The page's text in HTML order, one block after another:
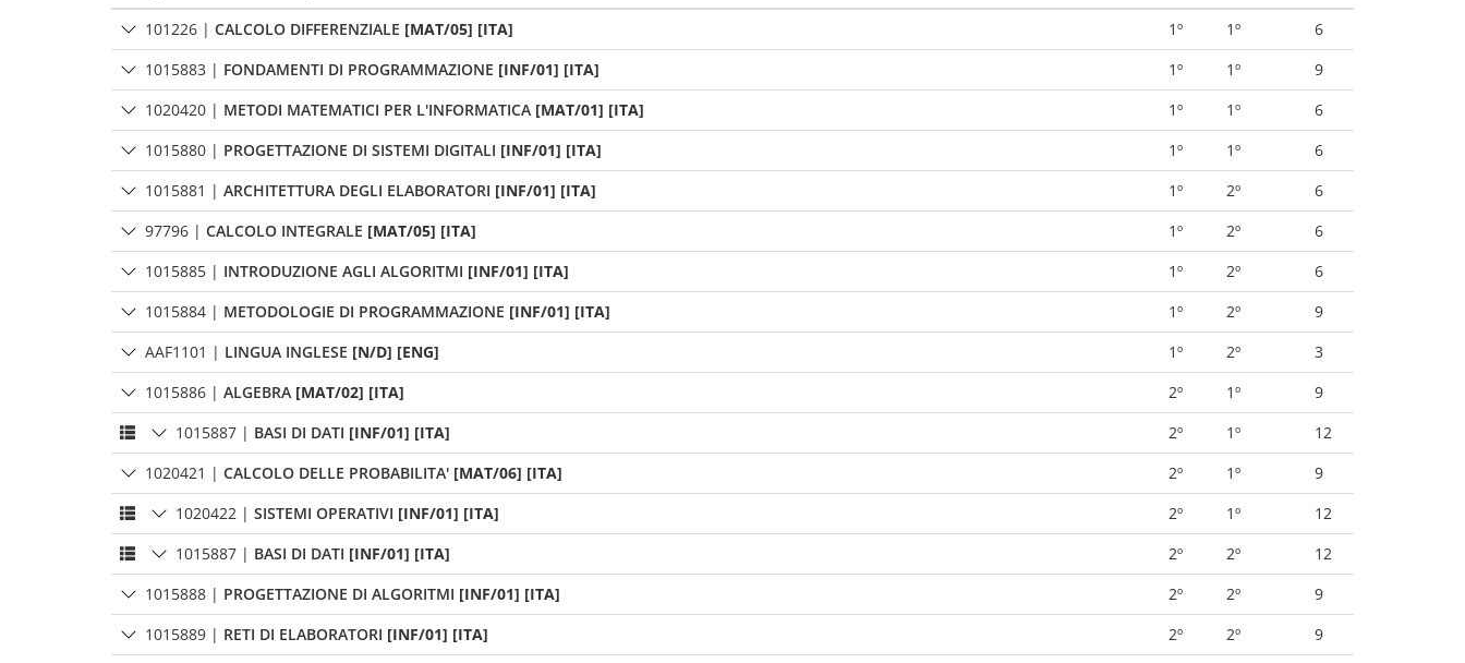
101226 | CALCOLO DIFFERENZIALE [MAT/05] [ITA] 1º 1º
6
1015883 | FONDAMENTI DI PROGRAMMAZIONE [INF/01] [ITA] 1º 1º
9
1020420 | METODI MATEMATICI PER L'INFORMATICA [MAT/01] [ITA] 1º 1º
6
1015880 | PROGETTAZIONE DI SISTEMI DIGITALI [INF/01] [ITA] 1º 1º
6
1015881 | ARCHITETTURA DEGLI ELABORATORI [INF/01] [ITA] 1º 2º
6
97796 | CALCOLO INTEGRALE [MAT/05] [ITA] 1º 2º
6
1015885 | INTRODUZIONE AGLI ALGORITMI [INF/01] [ITA] 1º 2º
6
1015884 | METODOLOGIE DI PROGRAMMAZIONE [INF/01] [ITA] 1º 2º
9
AAF1101 | LINGUA INGLESE [N/D] [ENG] 1º 2º
3
1015886 | ALGEBRA [MAT/02] [ITA] 2º 1º
9
1015887 | BASI DI DATI [INF/01] [ITA] 2º 1º
12
1020421 | CALCOLO DELLE PROBABILITA' [MAT/06] [ITA] 2º 1º
9
1020422 | SISTEMI OPERATIVI [INF/01] [ITA] 2º 1º
12
1015887 | BASI DI DATI [INF/01] [ITA] 2º 2º
12
1015888 | PROGETTAZIONE DI ALGORITMI [INF/01] [ITA] 2º 2º
9
1015889 | RETI DI ELABORATORI [INF/01] [ITA] 2º 2º
9